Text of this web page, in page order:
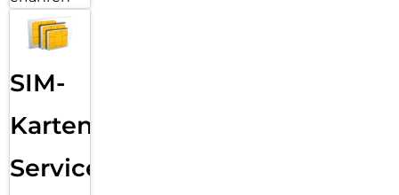
SIM-
Karten
Service: